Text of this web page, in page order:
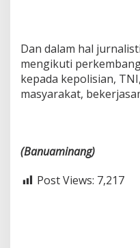
Dan dalam hal
mengikuti
kepada kepolisian,
masyarakat,
(Banuaminang)
Post Views: 7,217